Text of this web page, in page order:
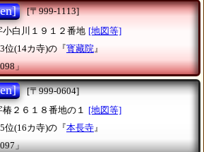
[〒999-1113]
小白川１９１２番地 [地図等]
位(14カ寺)の『寳藏院 』
」
[〒999-0604]
椿２６１８番地の１
[地図等]
位(16カ寺)の『本長寺 』
」